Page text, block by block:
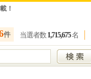
！
件 当選者数 1,715,675名